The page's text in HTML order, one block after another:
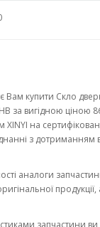
Вам купити Скло
за вигідною ціною
на
з дотриманням
аналоги
продукції,
запчастини